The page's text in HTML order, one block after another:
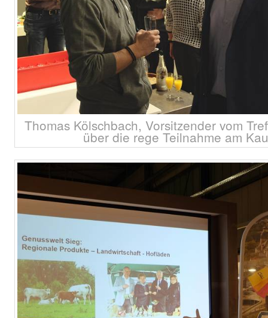
Thomas Kölschbach, Vorsitzender vom
über die rege Teilnahme am